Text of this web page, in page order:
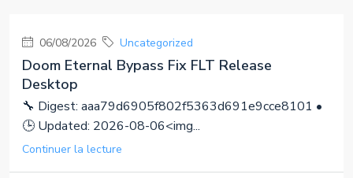
06/08/2026 Uncategorized
Doom Eternal Bypass Fix FLT Release
Desktop
🔧 Digest: aaa79d6905f802f5363d691e9cce8101 •
🕒 Updated: 2026-08-06<img...
Continuer la lecture